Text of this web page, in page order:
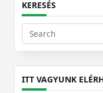
KERESÉS
Search
for:
ITT VAGYUNK